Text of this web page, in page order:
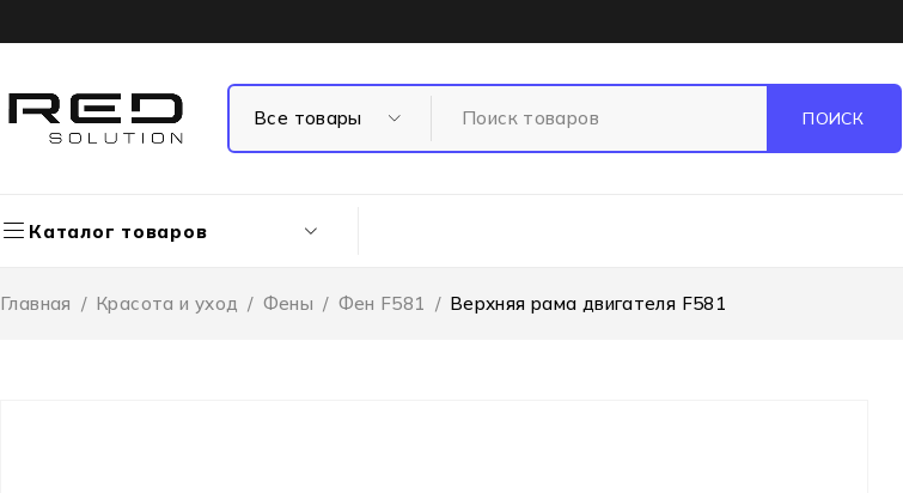
Каталог товаров
Главная / Красота и уход / Фены / Фен F581 / Верхняя рама двигателя F581